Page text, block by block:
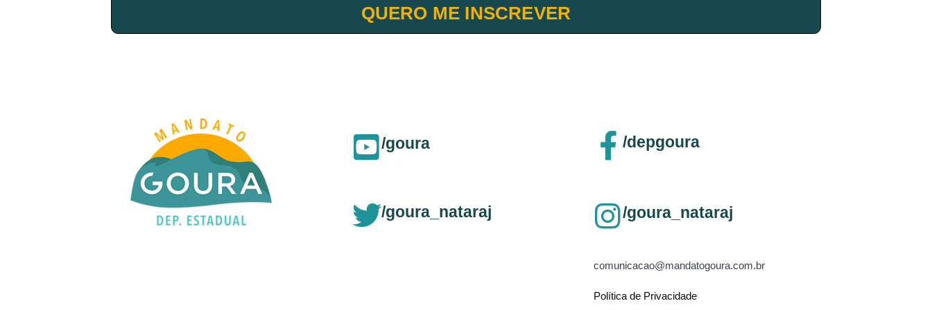
QUERO ME INSCREVER
/goura
/goura_nataraj
/depgoura
/goura_nataraj
comunicacao@mandatogoura.com.br
Política de Privacidade